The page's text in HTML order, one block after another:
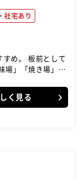
社宅あり
前として
場」「焼き場」
得意なところか
ての持ち場を担
く見る